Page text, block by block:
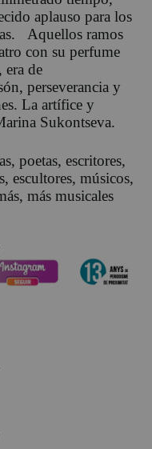
aplauso para los
Aquellos ramos
con su perfume
era de
perseverancia y
La artífice y
Sukontseva.
poetas, escritores,
escultores, músicos,
más musicales